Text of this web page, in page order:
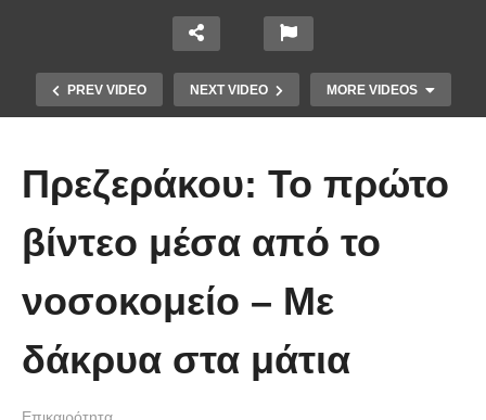
PREV VIDEO NEXT VIDEO MORE VIDEOS
πρώτη στιγμή και συγκίνησε το
νοηματική με ένα μικρό κορίτσι
Πρεζεράκου: Το πρώτο
βίντεο μέσα από το
νοσοκομείο – Με
δάκρυα στα μάτια